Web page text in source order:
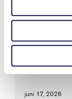
Here's
device
juni 17, 2026